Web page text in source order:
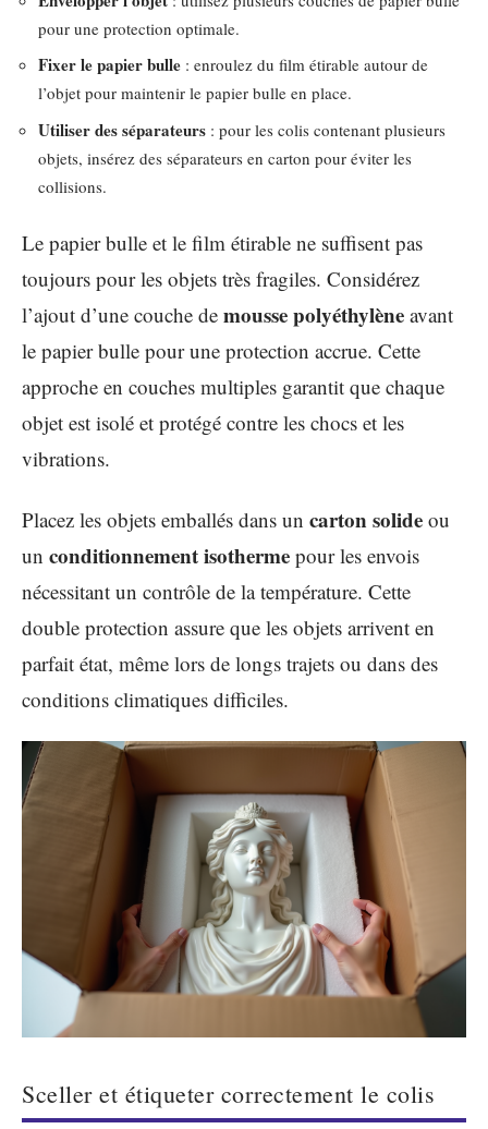
pour une protection optimale.
Fixer le papier bulle : enroulez du film étirable autour de
l’objet pour maintenir le papier bulle en place.
Utiliser des séparateurs : pour les colis contenant plusieurs
objets, insérez des séparateurs en carton pour éviter les
collisions.
Le papier bulle et le film étirable ne suffisent pas
toujours pour les objets très fragiles. Considérez
l’ajout d’une couche de mousse polyéthylène avant
le papier bulle pour une protection accrue. Cette
approche en couches multiples garantit que chaque
objet est isolé et protégé contre les chocs et les
vibrations.
Placez les objets emballés dans un carton solide ou
un conditionnement isotherme pour les envois
nécessitant un contrôle de la température. Cette
double protection assure que les objets arrivent en
parfait état, même lors de longs trajets ou dans des
conditions climatiques difficiles.
Sceller et étiqueter correctement le colis